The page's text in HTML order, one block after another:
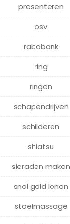
presenteren
psv
rabobank
ring
ringen
schapendrijven
schilderen
shiatsu
sieraden maken
snel geld lenen
stoelmassage